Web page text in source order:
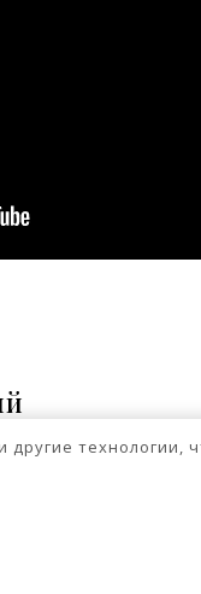
необходимо
другие